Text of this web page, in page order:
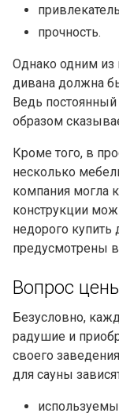
прочность.
Однако одним из
дивана должна
Ведь
образом
Кроме того, в
несколько
компания могла
конструкции
недорого купить
предусмотрены в
Вопрос
Безусловно,
радушие и
своего
для сауны